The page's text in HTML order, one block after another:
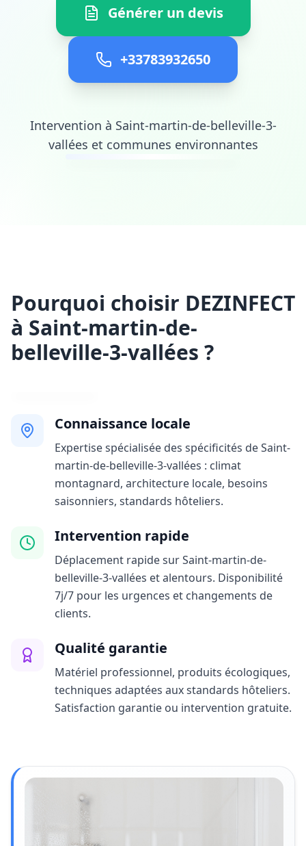
Générer un devis
+33783932650
Intervention à Saint-martin-de-belleville-3-
vallées et communes environnantes
Pourquoi choisir DEZINFECT
à Saint-martin-de-
belleville-3-vallées ?
Connaissance locale
Expertise spécialisée des spécificités de Saint-
martin-de-belleville-3-vallées : climat
montagnard, architecture locale, besoins
saisonniers, standards hôteliers.
Intervention rapide
Déplacement rapide sur Saint-martin-de-
belleville-3-vallées et alentours. Disponibilité
7j/7 pour les urgences et changements de
clients.
Qualité garantie
Matériel professionnel, produits écologiques,
techniques adaptées aux standards hôteliers.
Satisfaction garantie ou intervention gratuite.